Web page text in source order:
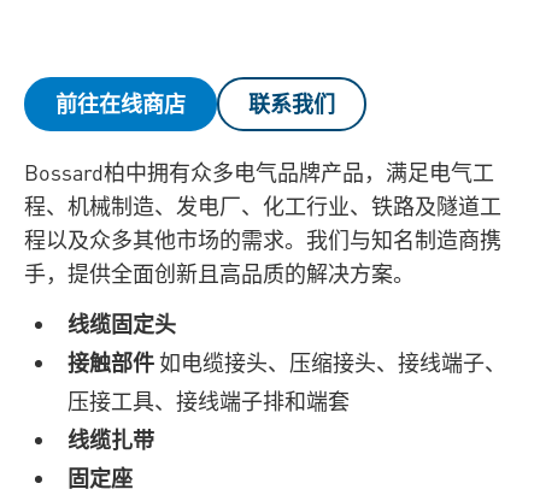
前往在线商店 联系我们
Bossard柏中拥有众多电气品牌产品，满足电气工
程、机械制造、发电厂、化工行业、铁路及隧道工
程以及众多其他市场的需求。我们与知名制造商携
手，提供全面创新且高品质的解决方案。
线缆固定头
接触部件如电缆接头、压缩接头、接线端子、
压接工具、接线端子排和端套
线缆扎带
固定座